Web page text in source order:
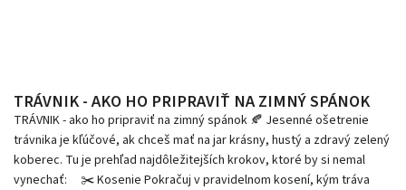
TRÁVNIK - AKO HO PRIPRAVIŤ NA ZIMNÝ SPÁNOK
TRÁVNIK - ako ho pripraviť na zimný spánok 🍂 Jesenné ošetrenie
trávnika je kľúčové, ak chceš mať na jar krásny, hustý a zdravý zelený
koberec. Tu je prehľad najdôležitejších krokov, ktoré by si nemal
vynechať: ✂️ Kosenie Pokračuj v pravidelnom kosení, kým tráva